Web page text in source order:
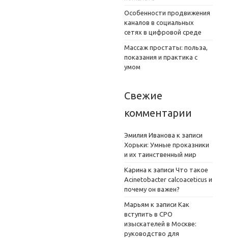
Особенности продвижения
каналов в социальных
сетях в цифровой среде
Массаж простаты: польза,
показания и практика с
умом
Свежие
комментарии
Эмилия Иванова к записи
Хорьки: Умные проказники
и их таинственный мир
Карина к записи Что такое
Acinetobacter calcoaceticus и
почему он важен?
Марьям к записи Как
вступить в СРО
изыскателей в Москве:
руководство для